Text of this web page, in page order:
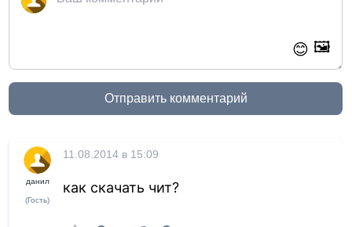
😊 🖼️
Отправить комментарий
данил
(Гость)
11.08.2014 в 15:09
как скачать чит?